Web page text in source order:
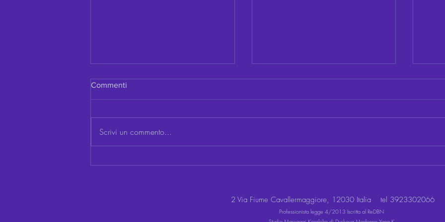
Commenti
Scrivi un commento...
2 Via Fiume Cavallermaggiore, 12030 Italia tel 3923302066
Professionista legge 4/2013 Iscritta al ReDBN